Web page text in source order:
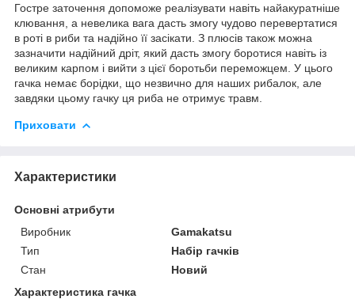
Гостре заточення допоможе реалізувати навіть найакуратніше
клювання, а невелика вага дасть змогу чудово перевертатися
в роті в риби та надійно її засікати. З плюсів також можна
зазначити надійний дріт, який дасть змогу боротися навіть із
великим карпом і вийти з цієї боротьби переможцем. У цього
гачка немає борідки, що незвично для наших рибалок, але
завдяки цьому гачку ця риба не отримує травм.
Приховати
Характеристики
Основні атрибути
Виробник
Gamakatsu
Тип
Набір гачків
Стан
Новий
Характеристика гачка